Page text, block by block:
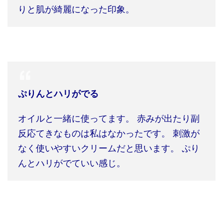
りと肌が綺麗になった印象。
ぷりんとハリがでる
オイルと一緒に使ってます。
赤みが出たり副
反応てきなものは私はなかったです。
刺激が
なく使いやすいクリームだと思います。
ぷり
んとハリがでていい感じ。